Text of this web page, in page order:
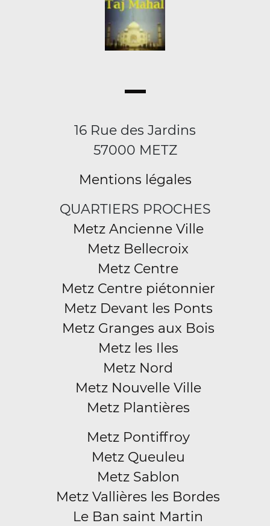
16 Rue des Jardins
57000 METZ
Mentions légales
QUARTIERS PROCHES
Metz Ancienne Ville
Metz Bellecroix
Metz Centre
Metz Centre piétonnier
Metz Devant les Ponts
Metz Granges aux Bois
Metz les Iles
Metz Nord
Metz Nouvelle Ville
Metz Plantières
Metz Pontiffroy
Metz Queuleu
Metz Sablon
Metz Vallières les Bordes
Le Ban saint Martin